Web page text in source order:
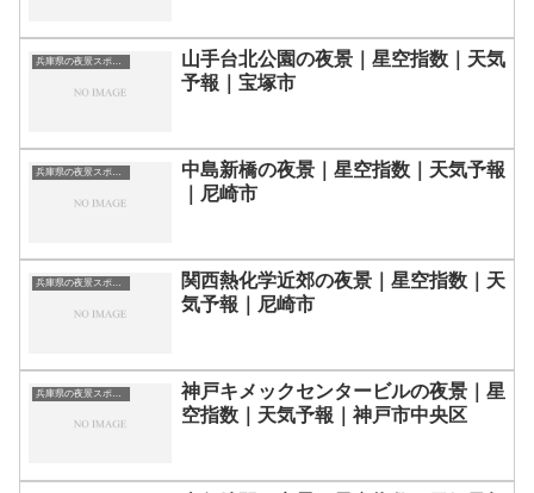
兵庫県の夜景スポット一覧
山手台北公園の夜景｜星空指数｜天気
予報｜宝塚市
兵庫県の夜景スポット一覧
中島新橋の夜景｜星空指数｜天気予報
｜尼崎市
兵庫県の夜景スポット一覧
関西熱化学近郊の夜景｜星空指数｜天
気予報｜尼崎市
兵庫県の夜景スポット一覧
神戸キメックセンタービルの夜景｜星
空指数｜天気予報｜神戸市中央区